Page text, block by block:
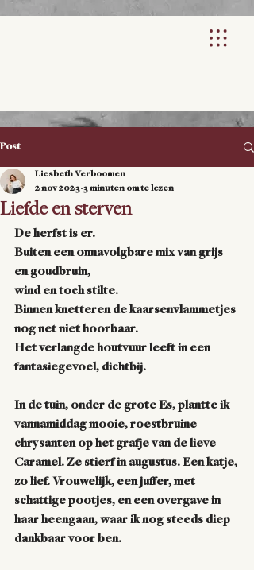
Post
Liefde en sterven
Liesbeth Verboomen
2 nov 2023 3 minuten om te lezen
De herfst is er.
Buiten een onnavolgbare mix van grijs
en goudbruin,
wind en toch stilte.
Binnen knetteren de kaarsenvlammetjes
nog net niet hoorbaar.
Het verlangde houtvuur leeft in een
fantasiegevoel, dichtbij.
In de tuin, onder de grote Es, plantte ik
vannamiddag mooie, roestbruine
chrysanten op het grafje van de lieve
Caramel. Ze stierf in augustus. Een katje,
zo lief. Vrouwelijk, een juffer, met
schattige pootjes, en een overgave in
haar heengaan, waar ik nog steeds diep
dankbaar voor ben.